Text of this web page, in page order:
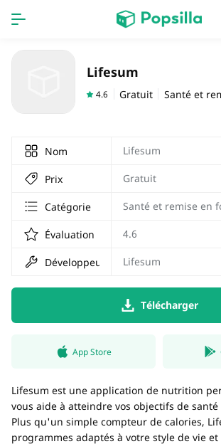
Lifesum
4.6 Gratuit
Nom Lifesum
Prix Gratuit
Catégorie Santé et remise en
Évaluation 4.6
Développeur Lifesum
Télécharger
App Store
Lifesum est une application de nutrition
vous aide à atteindre vos objectifs de
Plus qu'un simple compteur de calories,
programmes adaptés à votre style de vie